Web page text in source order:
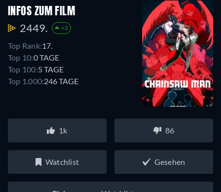
INFOS ZUM FILM
2449. +2
Top Rank:17.
Top 10:0 TAGE
Top 100:5 TAGE
Top 1.000:246 TAGE
1k 86
Watchlist Gesehen